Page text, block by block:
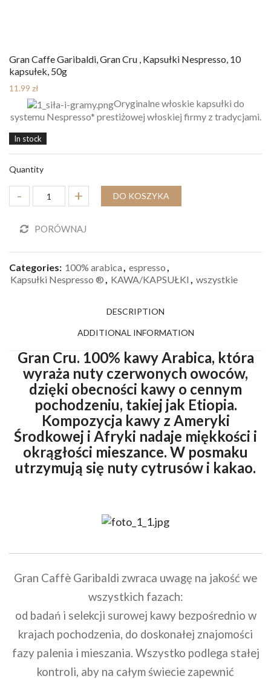
Gran Caffe Garibaldi, Gran Cru , Kapsułki Nespresso, 10
kapsułek, 50g
11.99 zł
Oryginalne włoskie kapsułki do
systemu Nespresso* prestiżowej włoskiej firmy z tradycjami.
In stock
Quantity
DO KOSZYKA
PORÓWNAJ
Categories: 100% arabica, espresso,
Kapsułki Nespresso ®, KAWA/KAPSUŁKI , wszystkie
DESCRIPTION
ADDITIONAL INFORMATION
Gran Cru. 100% kawy Arabica, która
wyraża nuty czerwonych owoców,
dzięki obecności kawy o cennym
pochodzeniu, takiej jak Etiopia.
Kompozycja kawy z Ameryki
Środkowej i Afryki nadaje miękkości i
okrągłości mieszance. W posmaku
utrzymują się nuty cytrusów i kakao.
Gran Caffè Garibaldi zwraca uwagę na jakość we
wszystkich fazach:
od badań i selekcji surowej kawy bezpośrednio w
krajach pochodzenia, do doskonałej znajomości
fazy palenia i mieszania. Wszystko podlega stałej
kontroli, aby na całym świecie zapewnić